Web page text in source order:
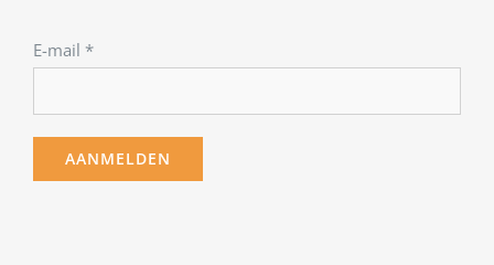
E-mail *